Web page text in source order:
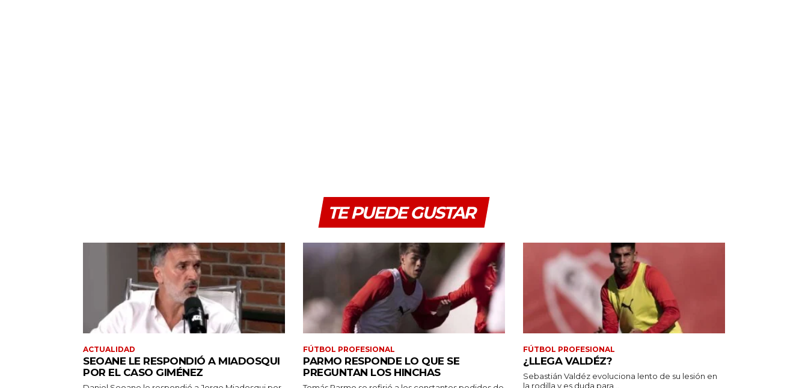
TE PUEDE GUSTAR
ACTUALIDAD
SEOANE LE RESPONDIÓ A MIADOSQUI
POR EL CASO GIMÉNEZ
FÚTBOL PROFESIONAL
PARMO RESPONDE LO QUE SE
PREGUNTAN LOS HINCHAS
FÚTBOL PROFESIONAL
¿LLEGA VALDÉZ?
Sebastián Valdéz evoluciona lento de su lesión en
la rodilla y es duda para...